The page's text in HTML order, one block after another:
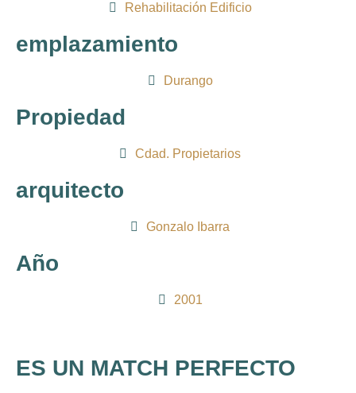
Rehabilitación Edificio
emplazamiento
Durango
Propiedad
Cdad. Propietarios
arquitecto
Gonzalo Ibarra
Año
2001
ES UN MATCH PERFECTO